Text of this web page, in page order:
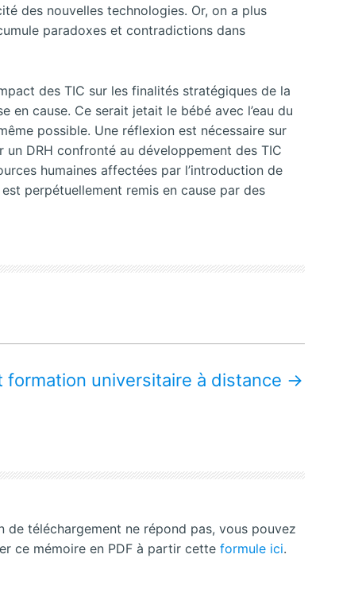
des nouvelles technologies. Or, on a plus
paradoxes et contradictions dans
des TIC sur les finalités stratégiques de la
en cause. Ce serait jetait le bébé avec l’eau du
possible. Une réflexion est nécessaire sur
DRH confronté au développement des TIC
humaines affectées par l’introduction de
perpétuellement remis en cause par des
formation universitaire à distance →
de téléchargement ne répond pas, vous pouvez
ce mémoire en PDF à partir cette formule ici.